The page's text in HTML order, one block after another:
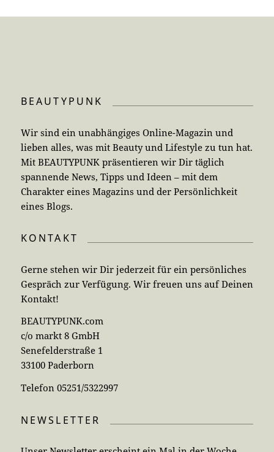
BEAUTYPUNK
Wir sind ein unabhängiges Online-Magazin und
lieben alles, was mit Beauty und Lifestyle zu tun hat.
Mit BEAUTYPUNK präsentieren wir Dir täglich
spannende News, Tipps und Ideen – mit dem
Charakter eines Magazins und der Persönlichkeit
eines Blogs.
KONTAKT
Gerne stehen wir Dir jederzeit für ein persönliches
Gespräch zur Verfügung. Wir freuen uns auf Deinen
Kontakt!
BEAUTYPUNK.com
c/o markt 8 GmbH
Senefelderstraße 1
33100 Paderborn
Telefon 05251/5322997
NEWSLETTER